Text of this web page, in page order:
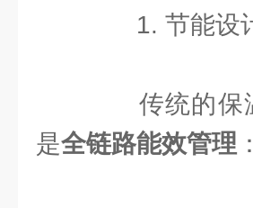
1. 节能设计
传统的保温
是全链路能效管理 ：